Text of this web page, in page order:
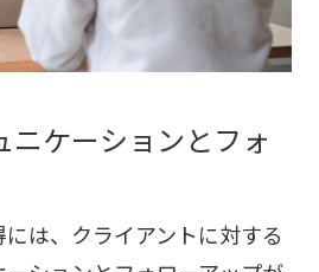
ニケーションとフォ
は、クライアントに対する